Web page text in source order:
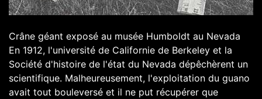
Crâne géant exposé au musée Humboldt au Nevada
En 1912, l'université de Californie de Berkeley et la
Société d'histoire de l'état du Nevada dépêchèrent un
scientifique. Malheureusement, l'exploitation du guano
avait tout bouleversé et il ne put récupérer que